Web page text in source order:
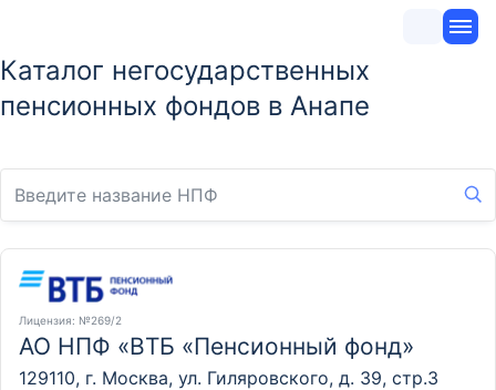
Каталог негосударственных
пенсионных фондов в Анапе
Лицензия: №269/2
АО НПФ «ВТБ «Пенсионный фонд»
129110, г. Москва, ул. Гиляровского, д. 39, стр.3